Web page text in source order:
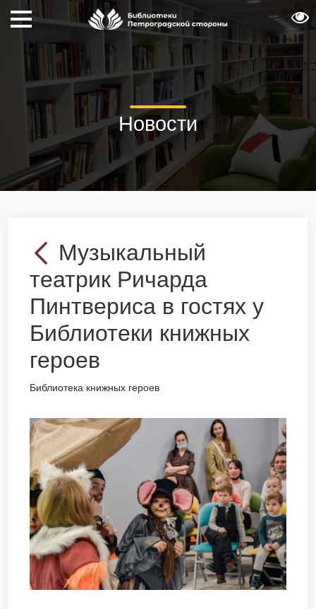
Новости
Музыкальный
театрик Ричарда
Пинтвериса в гостях у
Библиотеки книжных
героев
Библиотека книжных героев